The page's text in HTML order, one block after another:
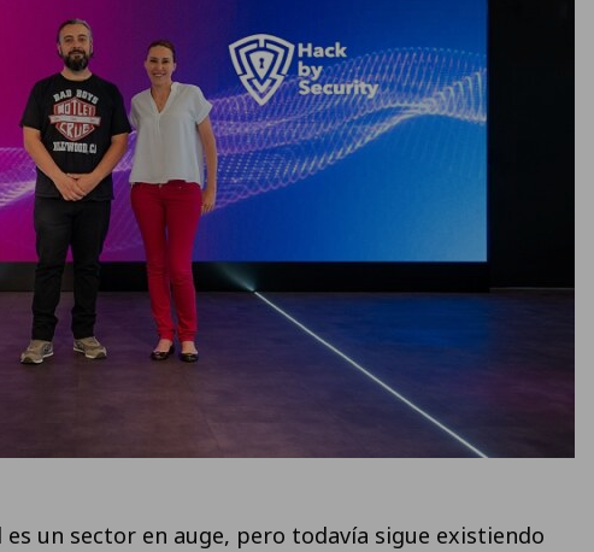
es un sector en auge, pero todavía sigue existiendo